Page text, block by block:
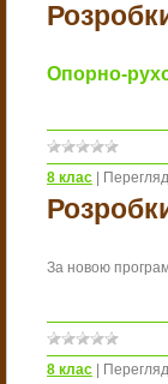
Опорно-
8 клас
За новою
8 клас